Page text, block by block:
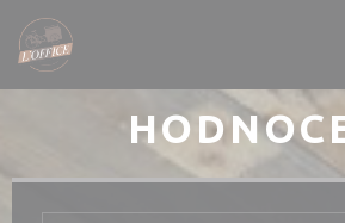
Panel pro správu cookies